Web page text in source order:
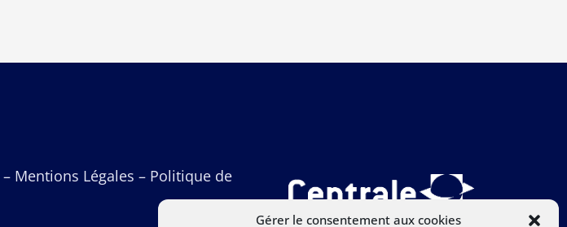
Gérer le consentement aux cookies
– Mentions Légales – Politique de